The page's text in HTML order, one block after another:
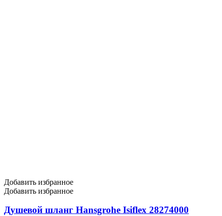
Добавить избранное
Добавить избранное
Душевой шланг Hansgrohe Isiflex 28274000